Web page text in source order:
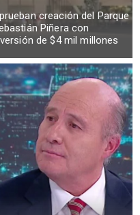
creación del Parque
Piñera con
de $4 mil millones